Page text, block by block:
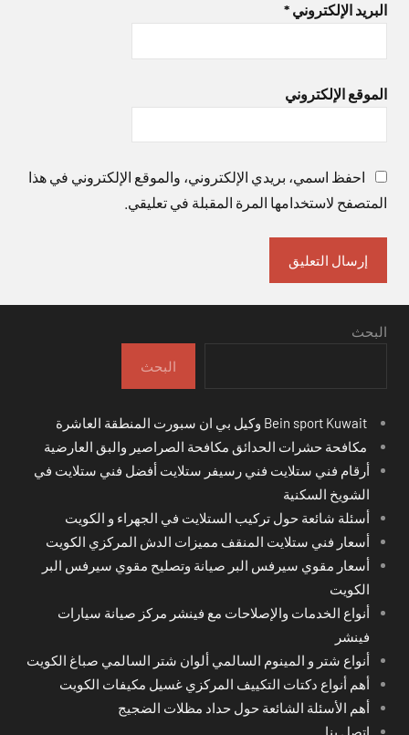
البريد الإلكتروني *
الموقع الإلكتروني
احفظ اسمي، بريدي الإلكتروني، والموقع الإلكتروني في هذا
المتصفح لاستخدامها المرة المقبلة في تعليقي.
البحث
البحث
مكافحة حشرات الحدائق مكافحة الصراصير والبق العارضية
أرقام فني ستلايت فني رسيفر ستلايت أفضل فني ستلايت في
الشويخ السكنية
أسئلة شائعة حول تركيب الستلايت في الجهراء و الكويت
أسعار فني ستلايت المنقف مميزات الدش المركزي الكويت
أسعار مقوي سيرفس البر صيانة وتصليح مقوي سيرفس البر
الكويت
أنواع الخدمات والإصلاحات مع فينشر مركز صيانة سيارات
فينشر
أنواع شتر و المينوم السالمي ألوان شتر السالمي صباغ الكويت
أهم أنواع دكتات التكييف المركزي غسيل مكيفات الكويت
أهم الأسئلة الشائعة حول حداد مظلات الضجيج
اتصل بنا